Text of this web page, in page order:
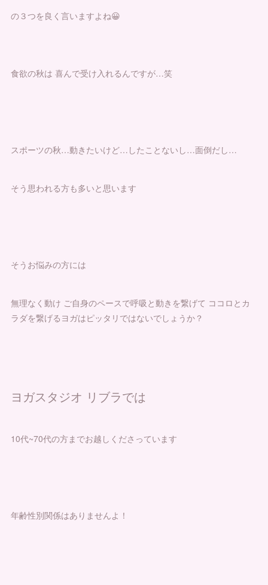
の３つを良く言いますよね😀
食欲の秋は 喜んで受け入れるんですが…笑
スポーツの秋…動きたいけど…したことないし…面倒だし…
そう思われる方も多いと思います
そうお悩みの方には
無理なく動け ご自身のペースで呼吸と動きを繋げて ココロとカ
ラダを繋げるヨガはピッタリではないでしょうか？
ヨガスタジオ リブラでは
10代~70代の方までお越しくださっています
年齢性別関係はありませんよ！